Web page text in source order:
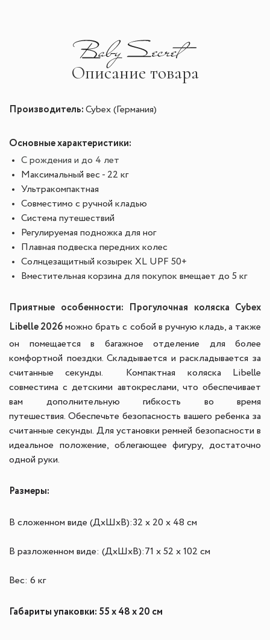
Описание товара
Производитель: Cybex (Германия)
Основные характеристики:
С рождения и до 4 лет
Максимальный вес - 22 кг
Ультракомпактная
Совместимо с ручной кладью
Система путешествий
Регулируемая подножка для ног
Плавная подвеска передних колес
Cолнцезащитный козырек XL UPF 50+
Вместительная корзина для покупок вмещает до 5 кг
Приятные особенности: Прогулочная коляска Cybex
Libelle 2026можно брать с собой в ручную кладь, а также
он помещается в багажное отделение для более
комфортной поездки.Складывается и раскладывается за
считанные секунды.
Компактная коляска Libelle
совместима с детскими автокреслами, что обеспечивает
вам дополнительную гибкость во время
путешествия. Обеспечьте безопасность вашего ребенка за
считанные секунды. Для установки ремней безопасности в
идеальное положение, облегающее фигуру, достаточно
одной руки.
Размеры:
В сложенном виде (ДхШхВ):32 х 20 х 48 см
В разложенном виде: (ДхШхВ):71 х 52 х 102 см
Вес: 6 кг
Габариты упаковки: 55 х 48 х 20 см